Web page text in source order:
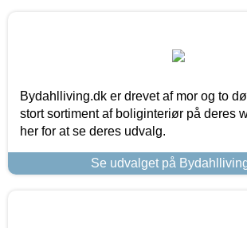
Bydahlliving.dk er drevet af mor og to
stort sortiment af boliginteriør på deres
her for at se deres udvalg.
Se udvalget på